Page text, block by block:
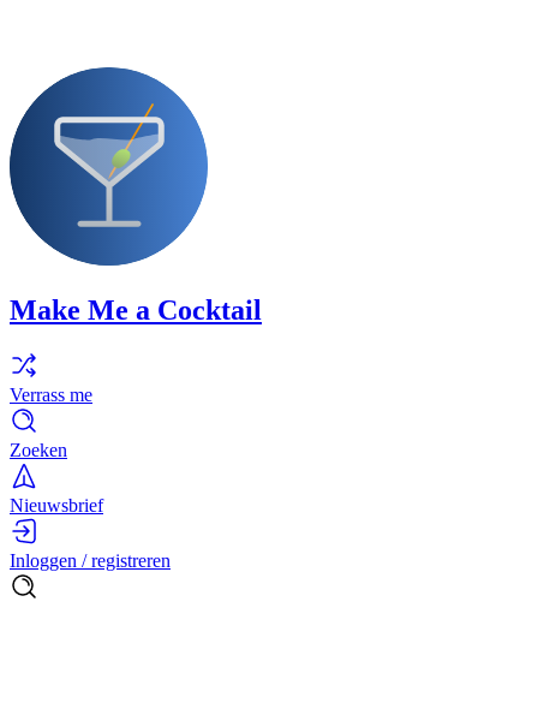
Make Me a Cocktail
Verrass me
Zoeken
Nieuwsbrief
Inloggen / registreren